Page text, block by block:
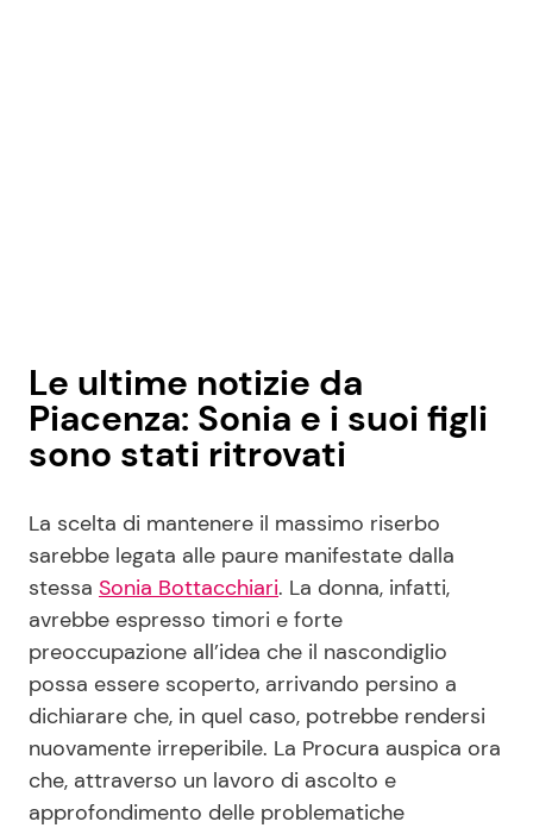
Le ultime notizie da
Piacenza: Sonia e i suoi figli
sono stati ritrovati
La scelta di mantenere il massimo riserbo
sarebbe legata alle paure manifestate dalla
stessa Sonia Bottacchiari. La donna, infatti,
avrebbe espresso timori e forte
preoccupazione all’idea che il nascondiglio
possa essere scoperto, arrivando persino a
dichiarare che, in quel caso, potrebbe rendersi
nuovamente irreperibile. La Procura auspica ora
che, attraverso un lavoro di ascolto e
approfondimento delle problematiche